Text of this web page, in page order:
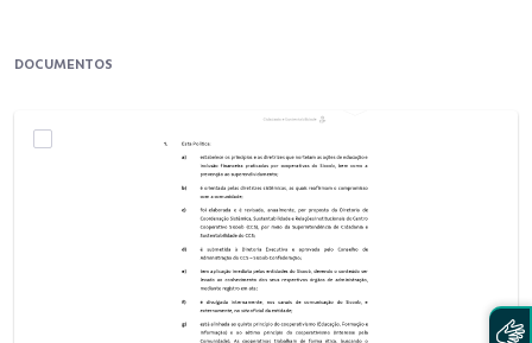
DOCUMENTOS